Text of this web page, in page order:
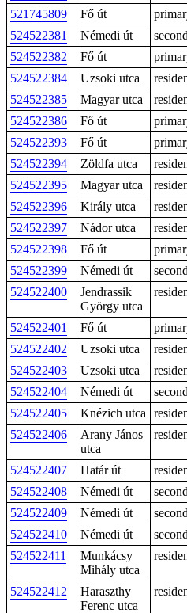
521745809
Fő út
524522381
Némedi út
524522382
Fő út
524522384
Uzsoki utca
524522385
Magyar utca
524522386
Fő út
524522393
Fő út
524522394
Zöldfa utca
524522395
Magyar utca
524522396
Király utca
524522397
Nádor utca
524522398
Fő út
524522399
Némedi út
524522400
Jendrassik
György utca
524522401 Fő út
524522402
Uzsoki utca
524522403
Uzsoki utca
524522404
Némedi út
524522405
Knézich utca
524522406
Arany János
utca
524522407 Határ út
524522408
Némedi út
524522409
Némedi út
524522410
Némedi út
524522411
Munkácsy
Mihály utca
524522412
Haraszthy
Ferenc utca